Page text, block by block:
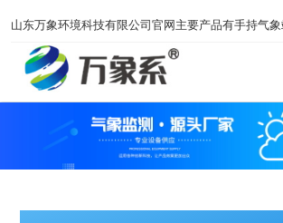
山东万象环境科技有限公司官网主要产品有手持气